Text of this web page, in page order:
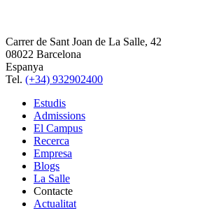
Carrer de Sant Joan de La Salle, 42
08022 Barcelona
Espanya
Tel. (+34) 932902400
Estudis
Admissions
El Campus
Recerca
Empresa
Blogs
La Salle
Contacte
Actualitat